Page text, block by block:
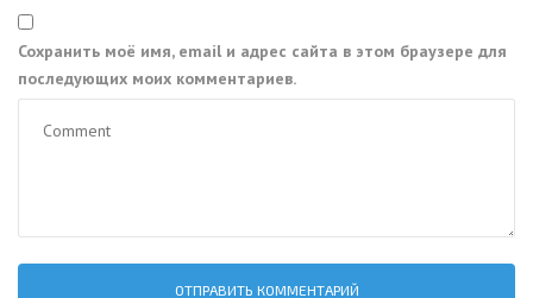
Сохранить моё имя, email и адрес сайта в этом браузере для
последующих моих комментариев.